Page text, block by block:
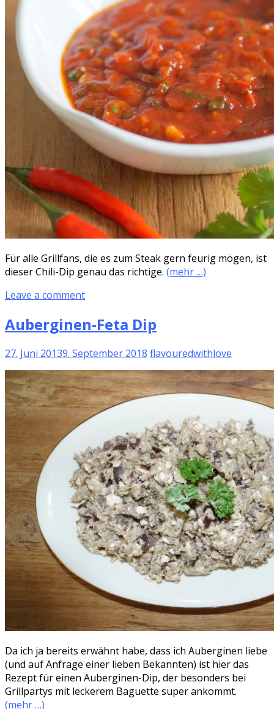
Für alle Grillfans, die es zum Steak gern feurig mögen, ist
dieser Chili-Dip genau das richtige. (mehr …)
Leave a comment
Auberginen-Feta Dip
27. Juni 20139. September 2018 flavouredwithlove
Da ich ja bereits erwähnt habe, dass ich Auberginen liebe
(und auf Anfrage einer lieben Bekannten) ist hier das
Rezept für einen Auberginen-Dip, der besonders bei
Grillpartys mit leckerem Baguette super ankommt.
(mehr …)